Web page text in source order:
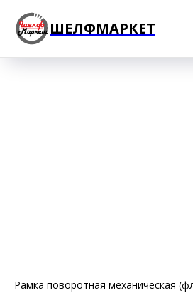
ШЕЛФМАРКЕТ
Рамка поворотная механическая